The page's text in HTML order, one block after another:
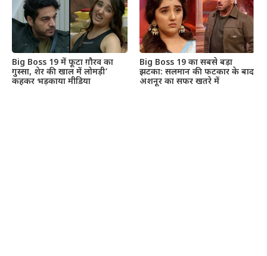
Big Boss 19 में फूटा ग़ौरव का
गुस्सा, शेर की खाल में लोमड़ी’
कहकर भड़काया मीडिया
Big Boss 19 का सबसे बड़ा
झटका: सलमान की फटकार के बाद
अशनूर का सफर खतरे में